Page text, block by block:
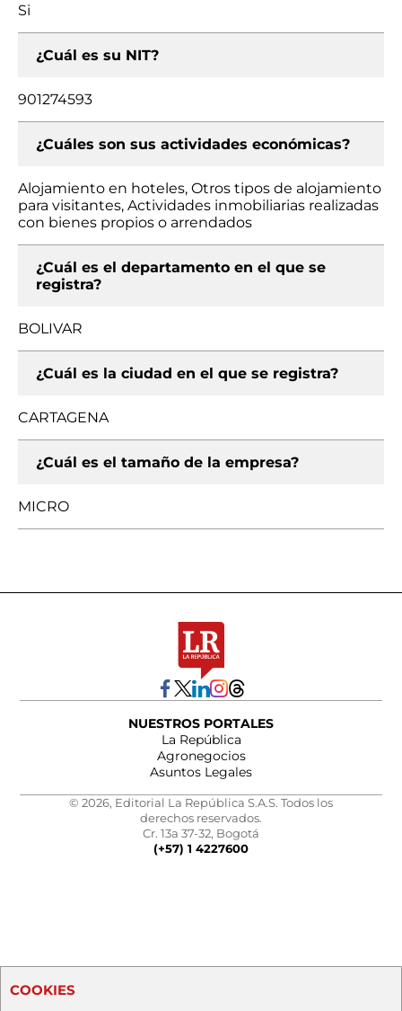
Si
¿Cuál es su NIT?
901274593
¿Cuáles son sus actividades económicas?
Alojamiento en hoteles, Otros tipos de alojamiento
para visitantes, Actividades inmobiliarias realizadas
con bienes propios o arrendados
¿Cuál es el departamento en el que se
registra?
BOLIVAR
¿Cuál es la ciudad en el que se registra?
CARTAGENA
¿Cuál es el tamaño de la empresa?
MICRO
NUESTROS PORTALES
La República
Agronegocios
Asuntos Legales
© 2026, Editorial La República S.A.S. Todos los
derechos reservados.
Cr. 13a 37-32, Bogotá
(+57) 1 4227600
COOKIES